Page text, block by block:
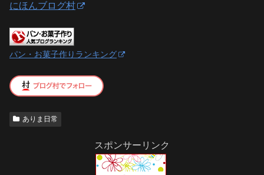
にほんブログ村
パン・お菓子作りランキング
ありま日常
スポンサーリンク